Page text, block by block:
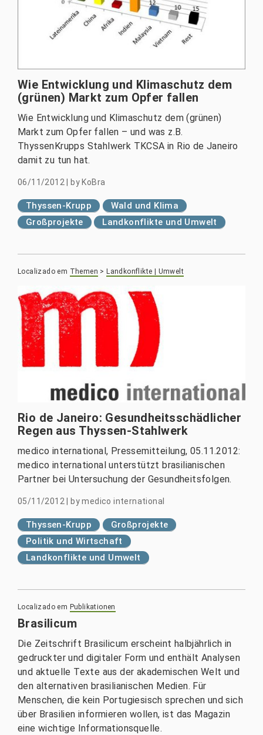
Wie Entwicklung und Klimaschutz dem
(grünen) Markt zum Opfer fallen
Wie Entwicklung und Klimaschutz dem (grünen)
Markt zum Opfer fallen – und was z.B.
ThyssenKrupps Stahlwerk TKCSA in Rio de Janeiro
damit zu tun hat.
06/11/2012 by KoBra
Thyssen-Krupp
Wald und Klima
Großprojekte
Landkonflikte und Umwelt
Localizado em Themen >Landkonflikte | Umwelt
Rio de Janeiro: Gesundheitsschädlicher
Regen aus Thyssen-Stahlwerk
medico international, Pressemitteilung, 05.11.2012:
medico international unterstützt brasilianischen
Partner bei Untersuchung der Gesundheitsfolgen.
05/11/2012 bymedico international
Thyssen-Krupp
Großprojekte
Politik und Wirtschaft
Landkonflikte und Umwelt
Localizado em Publikationen
Brasilicum
Die Zeitschrift Brasilicum erscheint halbjährlich in
gedruckter und digitaler Form und enthält Analysen
und aktuelle Texte aus der akademischen Welt und
den alternativen brasilianischen Medien. Für
Menschen, die kein Portugiesisch sprechen und sich
über Brasilien informieren wollen, ist das Magazin
eine wichtige Informationsquelle.